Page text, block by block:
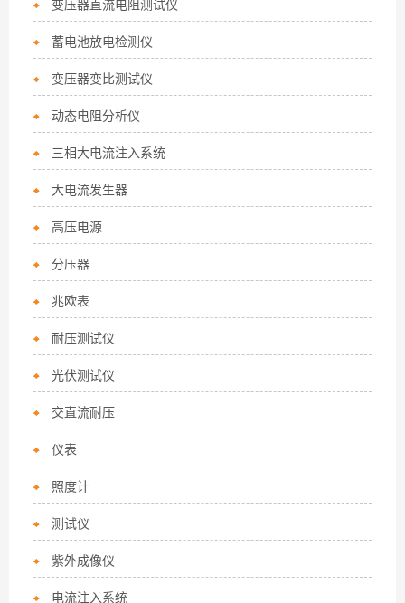
变压器直流电阻测试仪
蓄电池放电检测仪
变压器变比测试仪
动态电阻分析仪
三相大电流注入系统
大电流发生器
高压电源
分压器
兆欧表
耐压测试仪
光伏测试仪
交直流耐压
仪表
照度计
测试仪
紫外成像仪
电流注入系统